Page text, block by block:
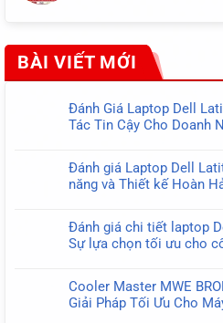
BÀI VIẾT MỚI
Đánh Giá Laptop Dell
Tác Tin Cậy Cho Doanh
bình
luận
Đánh
Giá
Laptop
Latitude
5591
Đánh giá Laptop Dell
năng và Thiết kế Hoàn
bình
luận
Đánh
giá
Đánh giá chi tiết laptop
Sự lựa chọn tối ưu cho
bình
luận
Cooler Master MWE
Giải Pháp Tối Ưu Cho